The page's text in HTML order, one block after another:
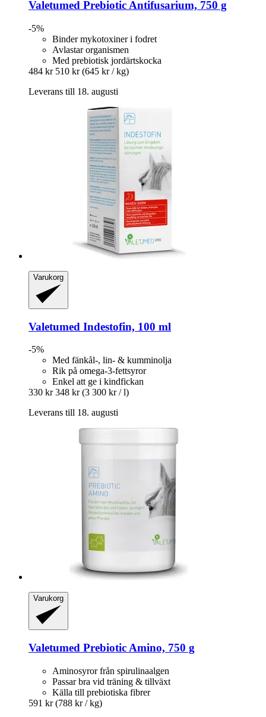
Valetumed Prebiotic Antifusarium, 750 g
-5%
Binder mykotoxiner i fodret
Avlastar organismen
Med prebiotisk jordärtskocka
484 kr 510 kr (645 kr / kg)
Leverans till 18. augusti
Varukorg
Valetumed Indestofin, 100 ml
-5%
Med fänkål-, lin- & kumminolja
Rik på omega-3-fettsyror
Enkel att ge i kindfickan
330 kr 348 kr (3 300 kr / l)
Leverans till 18. augusti
Varukorg
Valetumed Prebiotic Amino, 750 g
Aminosyror från spirulinaalgen
Passar bra vid träning & tillväxt
Källa till prebiotiska fibrer
591 kr (788 kr / kg)